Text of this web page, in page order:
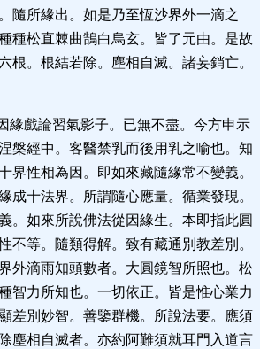
隨所緣出。如是乃至恆沙界外一滴之
種松直棘曲鵠白烏玄。皆了元由。是故
根。根結若除。塵相自滅。諸妄銷亡。
緣戲論習氣影子。已無不盡。今方申示
槃經中。客醫禁乳而後用乳之喻也。知
界性相為因。即如來藏隨緣常不變義。
成十法界。所謂隨心應量。循業發現。
。如來所說佛法從因緣生。本即指此圓
不等。隨類得解。致有藏通別教差別。
外滴雨知頭數者。大圓鏡智所照也。松
智力所知也。一切依正。皆是惟心業力
差別妙智。善鑒群機。所說法要。應須
塵相自滅者。亦約阿難須就耳門入道言